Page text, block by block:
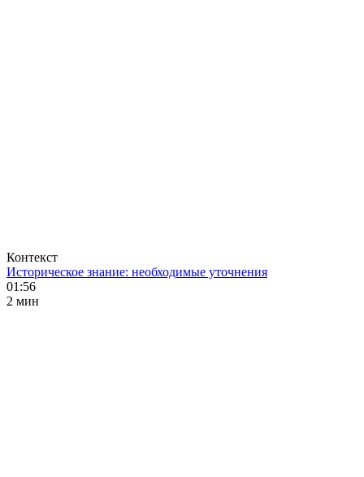
Контекст
Историческое знание: необходимые уточнения
01:56
2 мин